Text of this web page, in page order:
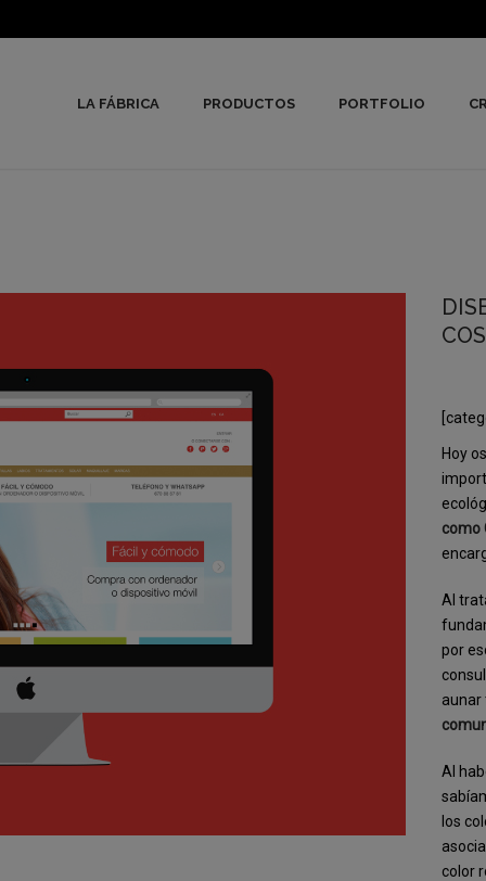
LA FÁBRICA PRODUCTOS PORTFOLIO
Hoy
como
Al
por
aunar
Al
los
color